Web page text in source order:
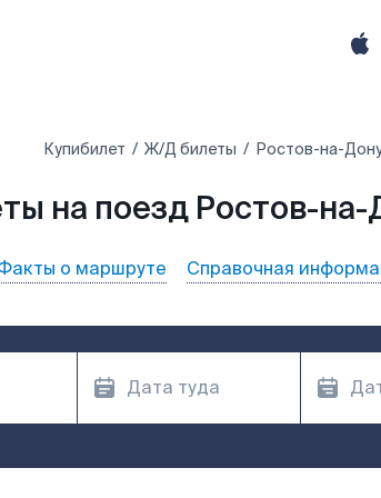
Купибилет Ж/Д билеты Ростов-на-
на поезд Ростов-
о маршруте Справочная